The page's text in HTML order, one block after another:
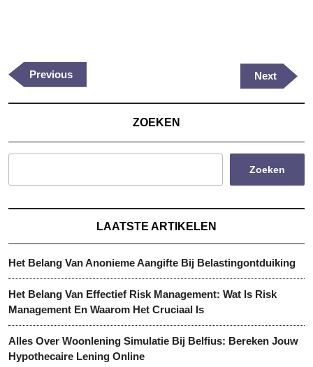
Previous
Post
Previous
Next
Post
Next
ZOEKEN
Zoeken
LAATSTE ARTIKELEN
Het Belang Van Anonieme Aangifte Bij Belastingontduiking
Het Belang Van Effectief Risk Management: Wat Is Risk
Management En Waarom Het Cruciaal Is
Alles Over Woonlening Simulatie Bij Belfius: Bereken Jouw
Hypothecaire Lening Online